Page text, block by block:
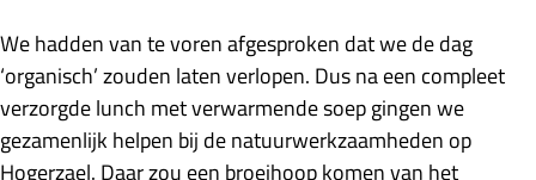
We hadden van te voren afgesproken dat we de dag
‘organisch’ zouden laten verlopen. Dus na een compleet
verzorgde lunch met verwarmende soep gingen we
gezamenlijk helpen bij de natuurwerkzaamheden op
Hogerzael. Daar zou een broeihoop komen van het